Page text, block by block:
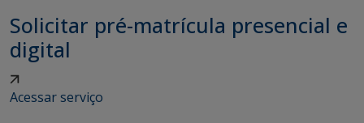
Solicitar pré-matrícula presencial e
digital
Acessar serviço